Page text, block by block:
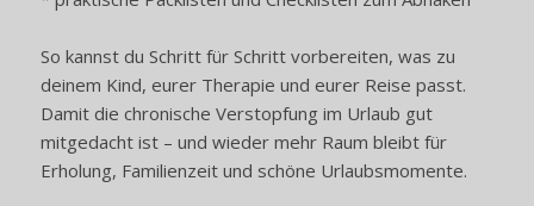
So kannst du Schritt für Schritt vorbereiten, was zu
deinem Kind, eurer Therapie und eurer Reise passt.
Damit die chronische Verstopfung im Urlaub gut
mitgedacht ist – und wieder mehr Raum bleibt für
Erholung, Familienzeit und schöne Urlaubsmomente.